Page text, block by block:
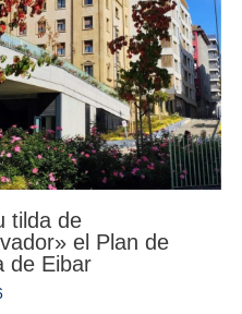
tilda de
el Plan de
de Eibar